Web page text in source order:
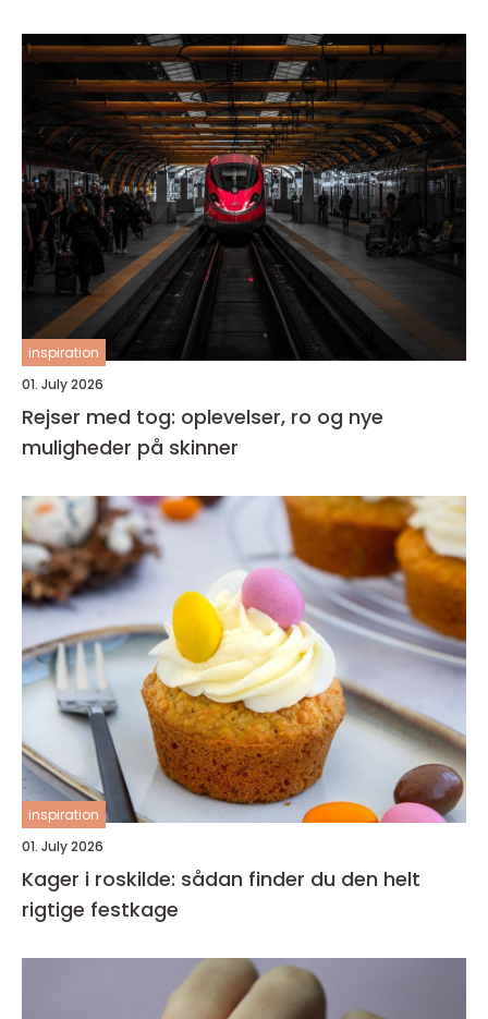
inspiration
01. July 2026
Rejser med tog: oplevelser, ro og nye
muligheder på skinner
inspiration
01. July 2026
Kager i roskilde: sådan finder du den helt
rigtige festkage